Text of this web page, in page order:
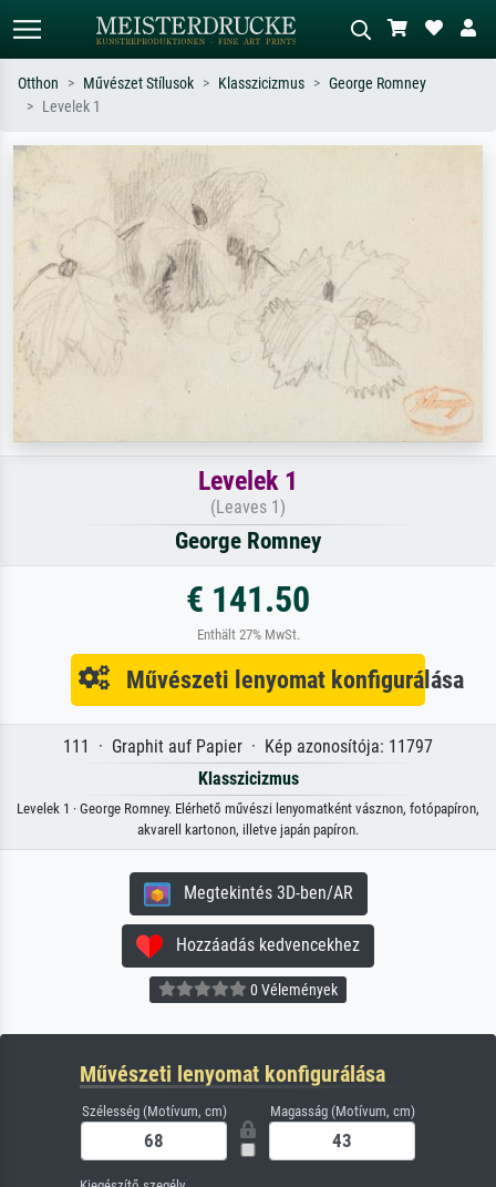
Keressen művész, műcím vagy stílus
szerint – pl. Monet, Csillagos éj,
impresszionizmus, Hokusai-hullám,
akt.
piros absztrakt, sötét olajkép, álló akt
Otthon Művészet Stílusok Klasszicizmus
George Romney
Levelek 1
Levelek 1
(Leaves 1)
George Romney
€ 141.50
Enthält 27% MwSt.
Művészeti lenyomat konfigurálása
111 · Graphit auf Papier · Kép azonosítója: 11797
Klasszicizmus
Levelek 1 · George Romney. Elérhető művészi lenyomatként vásznon, fotópapíron,
akvarell kartonon, illetve japán papíron.
Megtekintés 3D-ben/AR
Hozzáadás kedvencekhez
0 Vélemények
Művészeti lenyomat konfigurálása
Szélesség (Motívum, cm) Magasság (Motívum, cm)